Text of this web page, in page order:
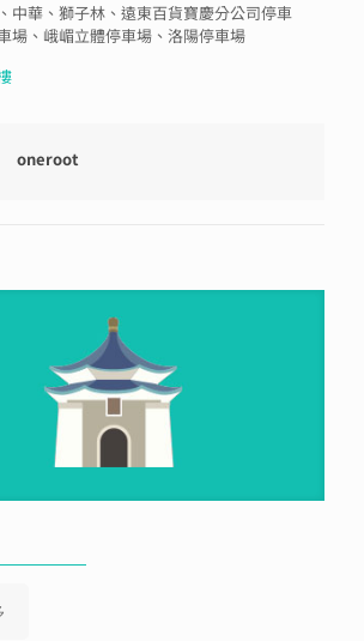
中華、獅子林、遠東百貨寶慶分公司停車
場、峨嵋立體停車場、洛陽停車場
oneroot